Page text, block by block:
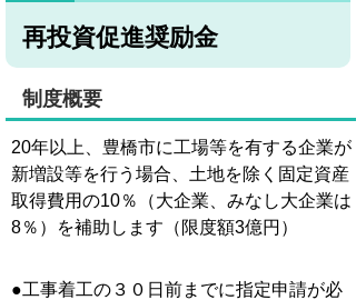
再投資促進奨励金
制度概要
20年以上、豊橋市に工場等を有する企業が
新増設等を行う場合、土地を除く固定資産
取得費用の10％（大企業、みなし大企業は
8％）を補助します（限度額3億円）
●工事着工の３０日前までに指定申請が必